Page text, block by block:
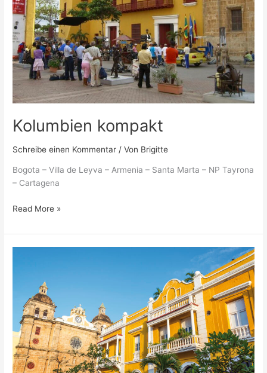
Kolumbien kompakt
Schreibe einen Kommentar / Von Brigitte
Bogota – Villa de Leyva – Armenia – Santa Marta – NP Tayrona
– Cartagena
Read More »